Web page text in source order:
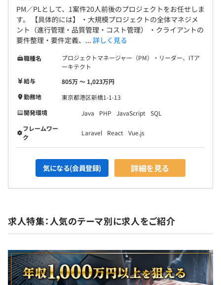
PM／PLとして、1案件20人前後のプロジェクトをお任せしま
す。 【具体的には】 ・大規模プロジェクトの全体マネジメ
ント（進行管理・品質管理・コスト管理） ・クライアントの
要件整理・要件定義、... 詳しく見る
職種名
プロジェクトマネージャー（PM）・リーダー、ITア
ーキテクト
給与
805万 〜 1,023万円
勤務地
東京都港区新橋1-1-13
開発環境
Java PHP JavaScript
SQL
フレームワー
ク
Laravel React Vue.js
気になる(会員登録) 詳細を見る
求人特集：人気のテーマ別に求人をご紹介